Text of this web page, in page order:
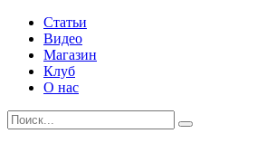
Статьи
Видео
Магазин
Клуб
О нас